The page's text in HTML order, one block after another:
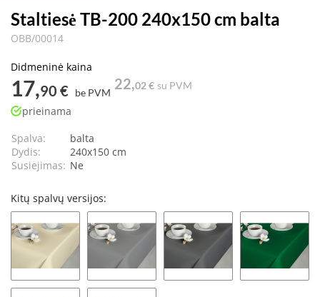
Staltiesė TB-200 240x150 cm balta
OBB/00014
Didmeninė kaina
17,90 € be PVM
22,02 € su PVM
prieinama
Spalva:
balta
Dydis:
240x150 cm
Susiejimas: Ne
Kitų spalvų versijos: